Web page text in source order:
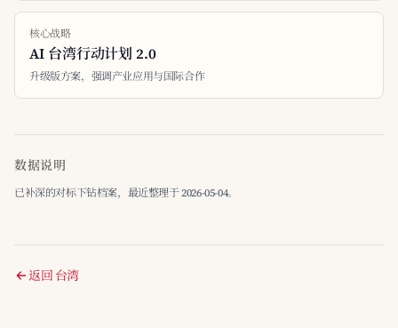
核心战略
AI 台湾行动计划 2.0
升级版方案，强调产业应用与国际合作
数据说明
已补深的对标下钻档案，最近整理于 2026-05-04。
返回 台湾